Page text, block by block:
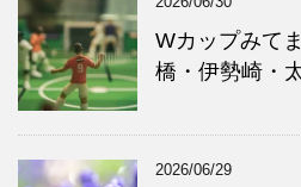
Wカップみて
橋・伊勢崎・
2026/06/29